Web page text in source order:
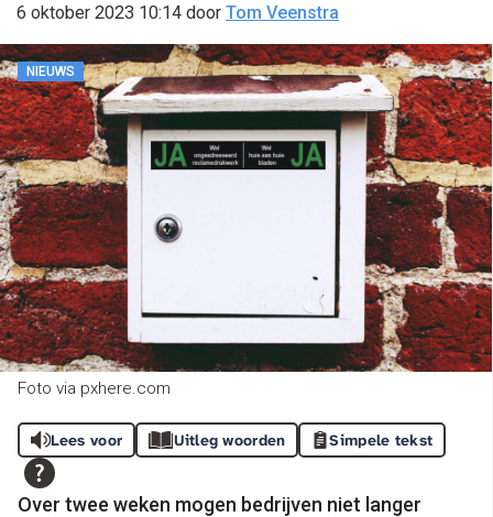
6 oktober 2023 10:14 door Tom Veenstra
NIEUWS
Foto via pxhere.com
Lees voor Uitleg woorden Simpele tekst
Over twee weken mogen bedrijven niet langer